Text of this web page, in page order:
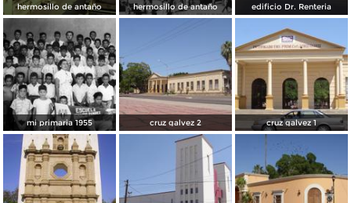
hermosillo de antaño hermosillo de antaño edificio Dr. Renteria
mi primaria 1955 cruz galvez 2 cruz galvez 1